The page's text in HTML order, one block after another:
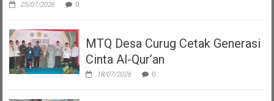
25/07/2026 0
MTQ Desa Curug Cetak Generasi
Cinta Al-Qur’an
18/07/2026 0